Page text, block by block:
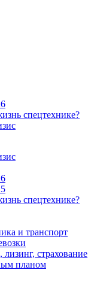
спецтехнике?
спецтехнике?
и транспорт
страхование
планом